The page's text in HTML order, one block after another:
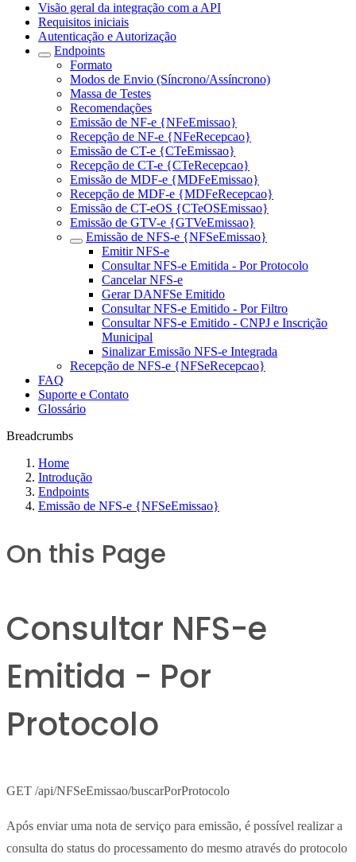
Visão geral da integração com a API
Requisitos iniciais
Autenticação e Autorização
Endpoints
Formato
Modos de Envio (Síncrono/Assíncrono)
Massa de Testes
Recomendações
Emissão de NF-e {NFeEmissao}
Recepção de NF-e {NFeRecepcao}
Emissão de CT-e {CTeEmissao}
Recepção de CT-e {CTeRecepcao}
Emissão de MDF-e {MDFeEmissao}
Recepção de MDF-e {MDFeRecepcao}
Emissão de CT-eOS {CTeOSEmissao}
Emissão de GTV-e {GTVeEmissao}
Emissão de NFS-e {NFSeEmissao}
Emitir NFS-e
Consultar NFS-e Emitida - Por Protocolo
Cancelar NFS-e
Gerar DANFSe Emitido
Consultar NFS-e Emitido - Por Filtro
Consultar NFS-e Emitido - CNPJ e Inscrição
Municipal
Sinalizar Emissão NFS-e Integrada
Recepção de NFS-e {NFSeRecepcao}
FAQ
Suporte e Contato
Glossário
Breadcrumbs
Home
Introdução
Endpoints
Emissão de NFS-e {NFSeEmissao}
On this Page
Consultar NFS-e
Emitida - Por
Protocolo
GET /api/NFSeEmissao/buscarPorProtocolo
Após enviar uma nota de serviço para emissão, é possível realizar a
consulta do status do processamento do mesmo através do protocolo